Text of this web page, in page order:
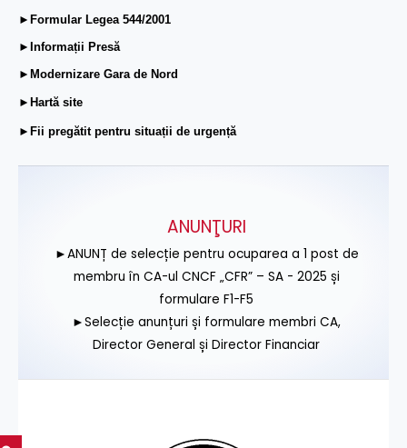
►Formular Legea 544/2001
►Informații Presă
►Modernizare Gara de Nord
►Hartă site
►Fii pregătit pentru situații de urgență
ANUNŢURI
►ANUNȚ de selecție pentru ocuparea a 1 post de
membru în CA-ul CNCF „CFR” – SA - 2025 și
formulare F1-F5
►Selecție anunțuri și formulare membri CA,
Director General și Director Financiar